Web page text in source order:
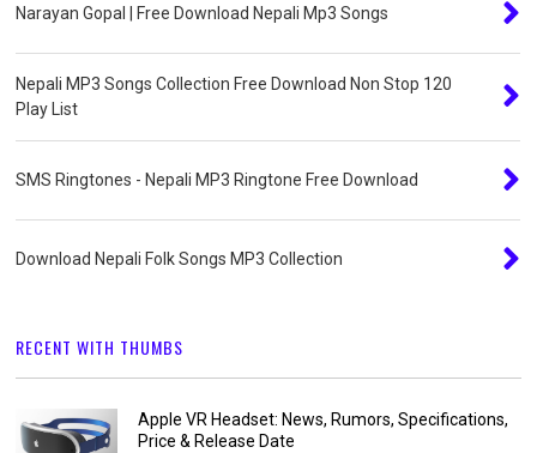
Narayan Gopal | Free Download Nepali Mp3 Songs
Nepali MP3 Songs Collection Free Download Non Stop 120
Play List
SMS Ringtones - Nepali MP3 Ringtone Free Download
Download Nepali Folk Songs MP3 Collection
RECENT WITH THUMBS
Apple VR Headset: News, Rumors, Specifications,
Price & Release Date